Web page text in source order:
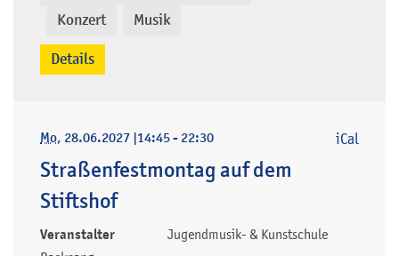
Konzert Musik
Details
Mo, 28.06.2027 |14:45 - 22:30
Straßenfestmontag auf dem
Stiftshof
Veranstalter
Jugendmusik- & Kunstschule
iCal